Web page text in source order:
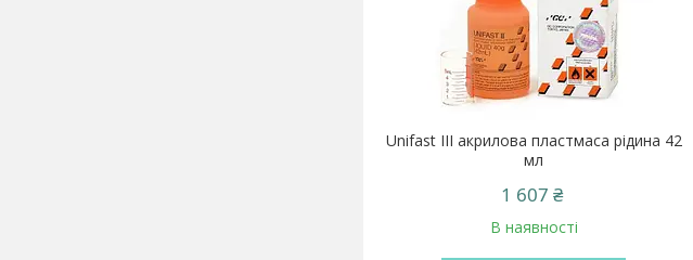
Unifast III акрилова пластмаса рідина 42
мл
1 607 ₴
В наявності